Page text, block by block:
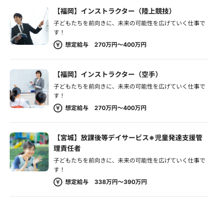
【福岡】インストラクター（陸上競技）
子どもたちを前向きに、未来の可能性を広げていく仕事で
す！
想定給与 270万円～400万円
【福岡】インストラクター（空手）
子どもたちを前向きに、未来の可能性を広げていく仕事で
す！
想定給与 270万円～400万円
【宮城】放課後等デイサービス※児童発達支援管
理責任者
子どもたちを前向きに、未来の可能性を広げていく仕事で
す！
想定給与 338万円～390万円